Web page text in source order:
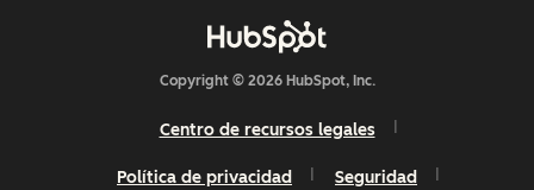
Copyright © 2026 HubSpot, Inc.
Centro de recursos legales
Política de privacidad Seguridad